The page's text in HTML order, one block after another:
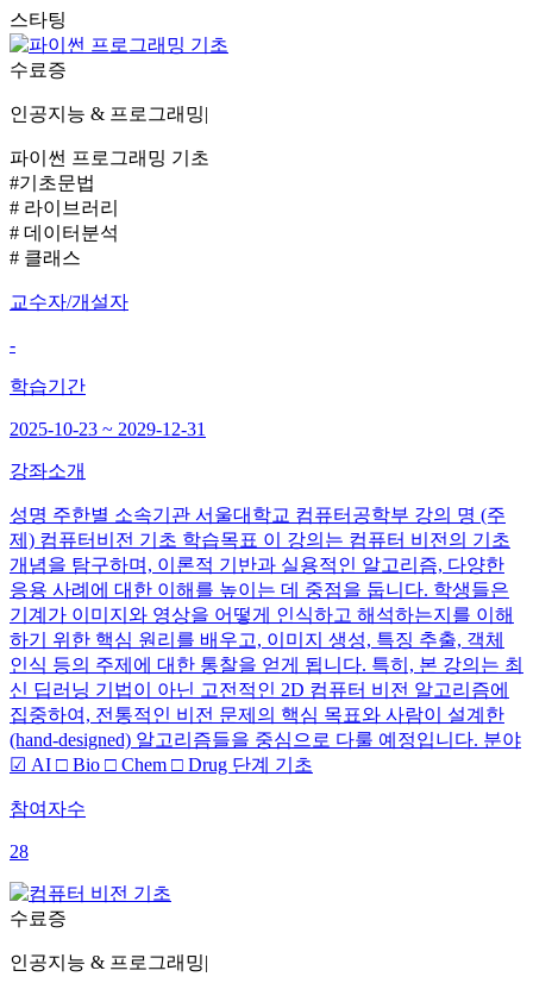
스타팅
수료증
인공지능 & 프로그래밍|
파이썬 프로그래밍 기초
#기초문법
# 라이브러리
# 데이터분석
# 클래스
교수자/개설자
-
학습기간
2025-10-23 ~ 2029-12-31
강좌소개
성명 주한별 소속기관 서울대학교 컴퓨터공학부 강의 명 (주
제) 컴퓨터비전 기초 학습목표 이 강의는 컴퓨터 비전의 기초
개념을 탐구하며, 이론적 기반과 실용적인 알고리즘, 다양한
응용 사례에 대한 이해를 높이는 데 중점을 둡니다. 학생들은
기계가 이미지와 영상을 어떻게 인식하고 해석하는지를 이해
하기 위한 핵심 원리를 배우고, 이미지 생성, 특징 추출, 객체
인식 등의 주제에 대한 통찰을 얻게 됩니다. 특히, 본 강의는 최
신 딥러닝 기법이 아닌 고전적인 2D 컴퓨터 비전 알고리즘에
집중하여, 전통적인 비전 문제의 핵심 목표와 사람이 설계한
(hand-designed) 알고리즘들을 중심으로 다룰 예정입니다. 분야
☑ AI □ Bio □ Chem □ Drug 단계 기초
참여자수
28
수료증
인공지능 & 프로그래밍|